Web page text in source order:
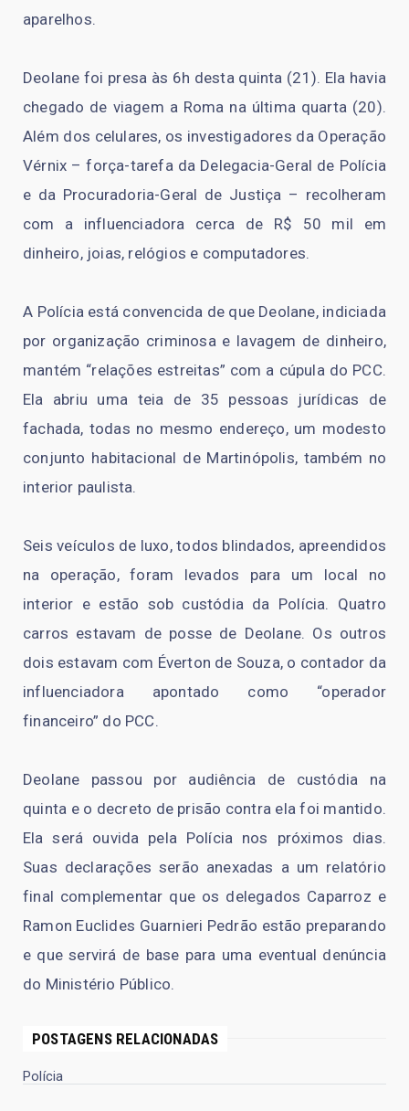
aparelhos.
Deolane foi presa às 6h desta quinta (21). Ela havia
chegado de viagem a Roma na última quarta (20).
Além dos celulares, os investigadores da Operação
Vérnix – força-tarefa da Delegacia-Geral de Polícia
e da Procuradoria-Geral de Justiça – recolheram
com a influenciadora cerca de R$ 50 mil em
dinheiro, joias, relógios e computadores.
A Polícia está convencida de que Deolane, indiciada
por organização criminosa e lavagem de dinheiro,
mantém “relações estreitas” com a cúpula do PCC.
Ela abriu uma teia de 35 pessoas jurídicas de
fachada, todas no mesmo endereço, um modesto
conjunto habitacional de Martinópolis, também no
interior paulista.
Seis veículos de luxo, todos blindados, apreendidos
na operação, foram levados para um local no
interior e estão sob custódia da Polícia. Quatro
carros estavam de posse de Deolane. Os outros
dois estavam com Éverton de Souza, o contador da
influenciadora apontado como “operador
financeiro” do PCC.
Deolane passou por audiência de custódia na
quinta e o decreto de prisão contra ela foi mantido.
Ela será ouvida pela Polícia nos próximos dias.
Suas declarações serão anexadas a um relatório
final complementar que os delegados Caparroz e
Ramon Euclides Guarnieri Pedrão estão preparando
e que servirá de base para uma eventual denúncia
do Ministério Público.
POSTAGENS RELACIONADAS
Polícia